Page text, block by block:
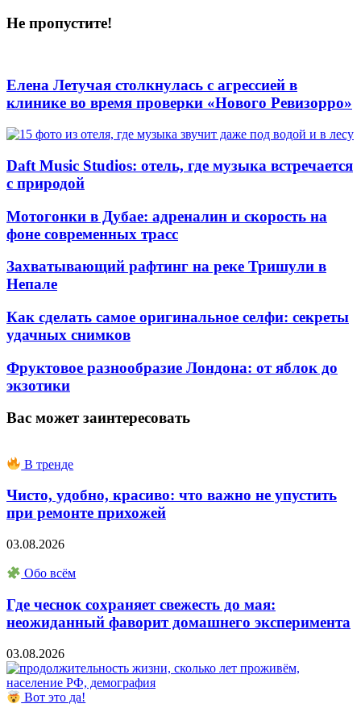
Не пропустите!
Елена Летучая столкнулась с агрессией в
клинике во время проверки «Нового Ревизорро»
Daft Music Studios: отель, где музыка встречается
с природой
Мотогонки в Дубае: адреналин и скорость на
фоне современных трасс
Захватывающий рафтинг на реке Тришули в
Непале
Как сделать самое оригинальное селфи: секреты
удачных снимков
Фруктовое разнообразие Лондона: от яблок до
экзотики
Вас может заинтересовать
В тренде
Чисто, удобно, красиво: что важно не упустить
при ремонте прихожей
03.08.2026
Обо всём
Где чеснок сохраняет свежесть до мая:
неожиданный фаворит домашнего эксперимента
03.08.2026
Вот это да!